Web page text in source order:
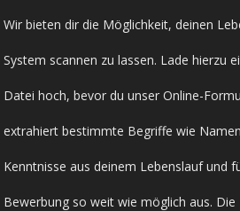
Wir bieten dir die Möglichkeit, deinen
System scannen zu lassen. Lade hierzu
Datei hoch, bevor du unser Online-
extrahiert bestimmte Begriffe wie
Kenntnisse aus deinem Lebenslauf und
Bewerbung so weit wie möglich aus.